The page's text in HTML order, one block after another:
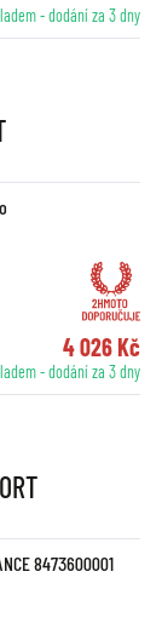
- dodání za 3 dny
4 026 Kč
- dodání za 3 dny
8473600001